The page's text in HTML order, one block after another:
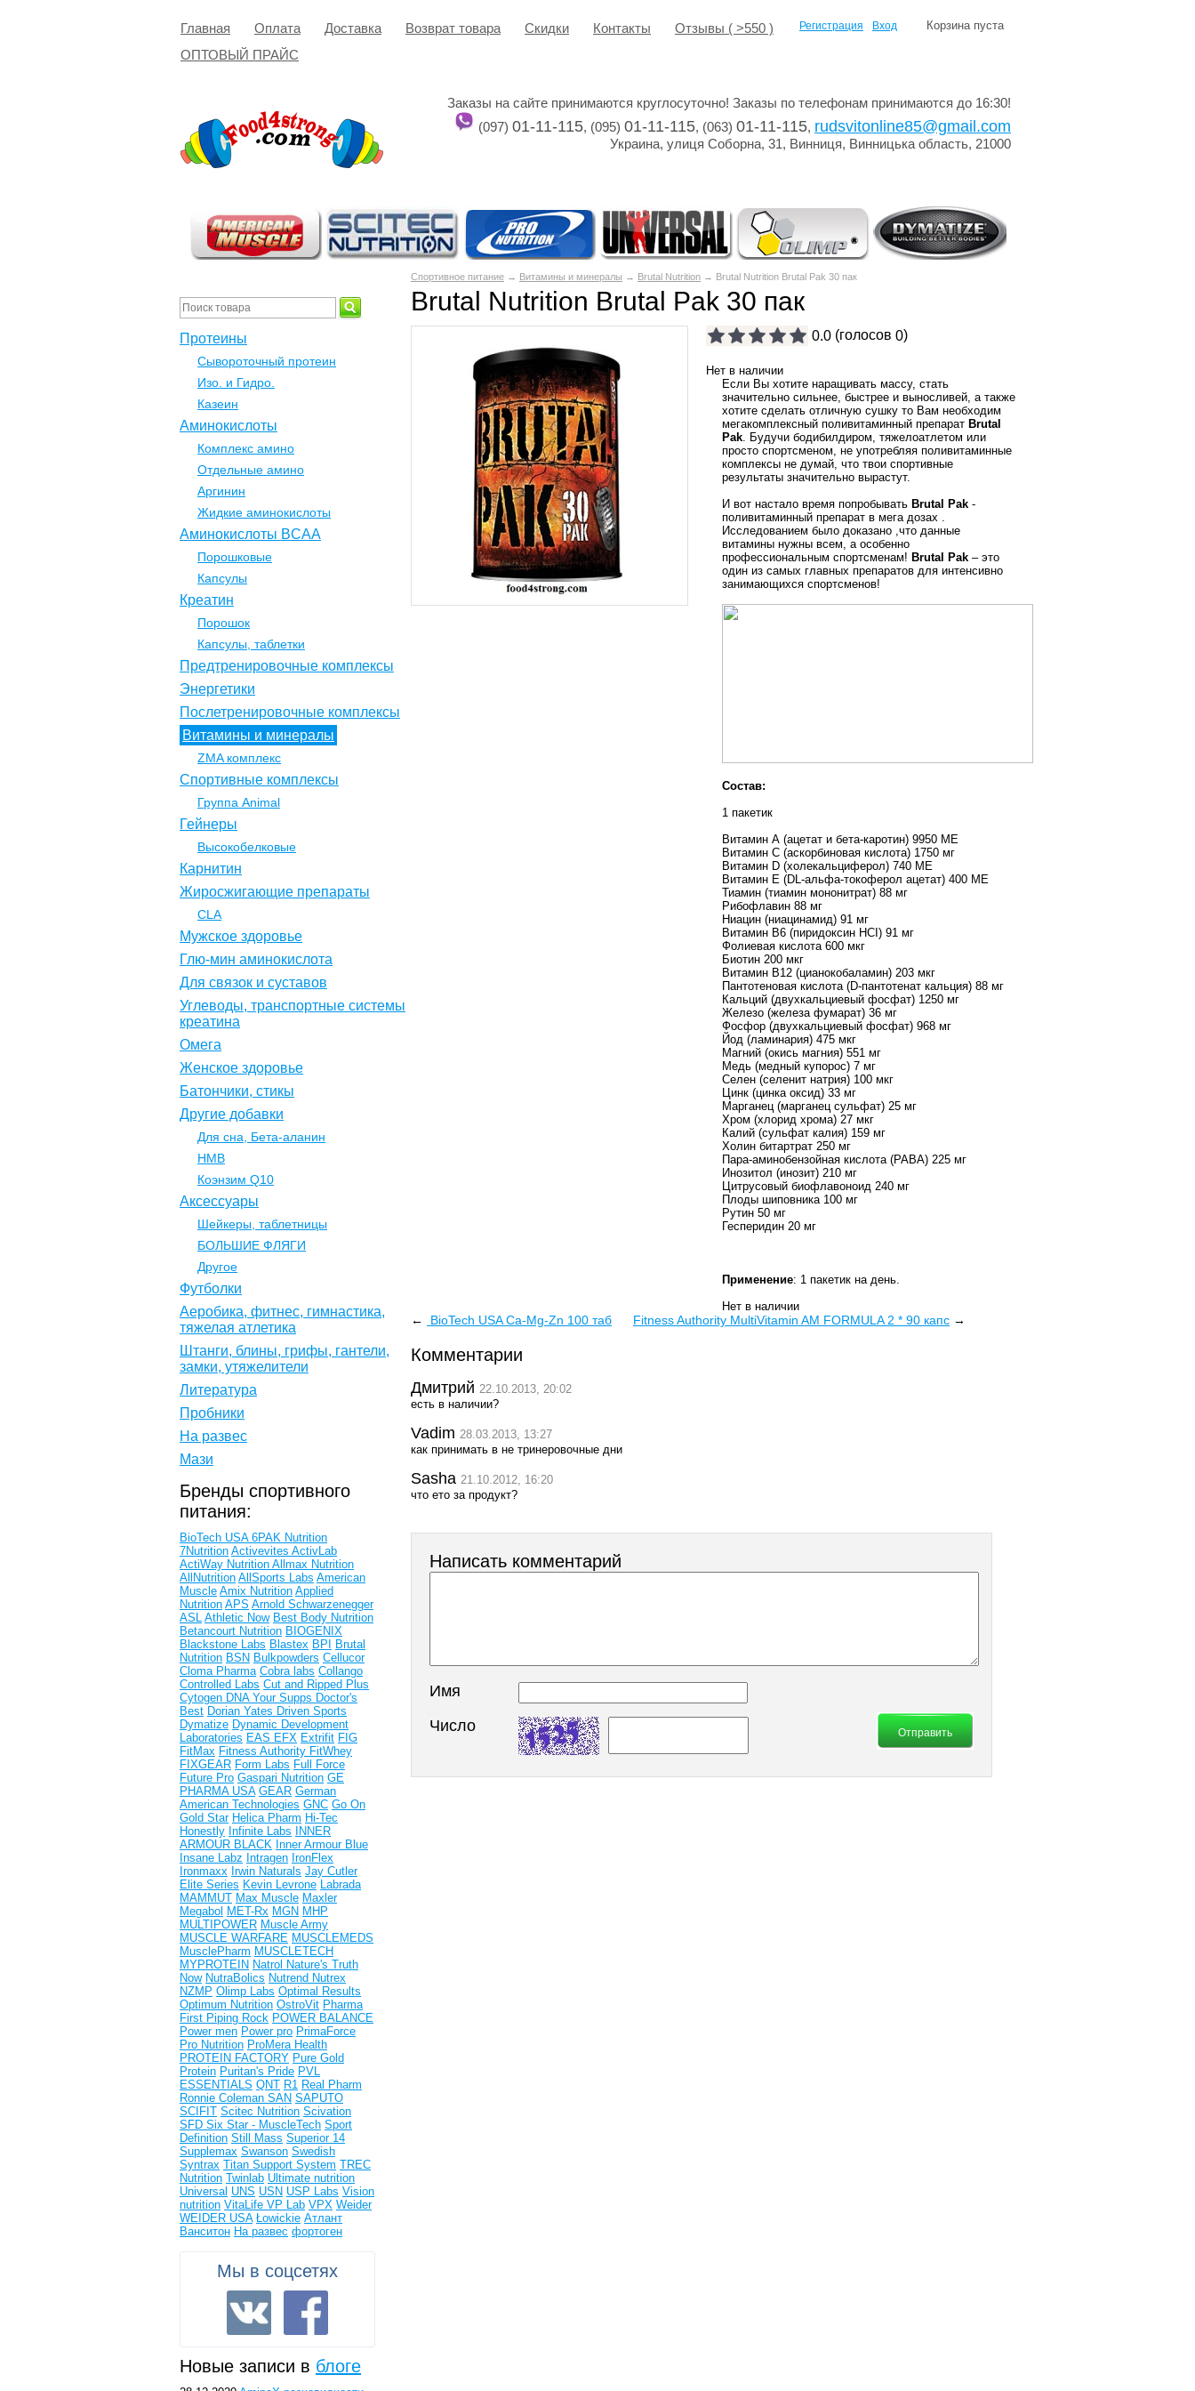
Главная Оплата Доставка Возврат товара Cкидки Контакты
Отзывы ( >550 )
ОПТОВЫЙ ПРАЙС
Корзина пуста
Регистрация Вход
Заказы на сайте принимаются круглосуточно! Заказы по телефонам принимаются до 16:30!
(097) 01-11-115, (095) 01-11-115, (063) 01-11-115, rudsvitonline85@gmail.com
Украина, улиця Соборна, 31, Винниця, Винницька область, 21000
Спортивное питание → Витамины и минералы → Brutal Nutrition → Brutal Nutrition Brutal Pak 30 пак
Brutal Nutrition Brutal Pak 30 пак
0.0 (голосов 0)
Нет в наличии
Если Вы хотите наращивать массу, стать
значительно сильнее, быстрее и выносливей, а также
хотите сделать отличную сушку то Вам необходим
мегакомплексный поливитаминный препарат Brutal
Pak. Будучи бодибилдиром, тяжелоатлетом или
просто спортсменом, не употребляя поливитаминные
комплексы не думай, что твои спортивные
результаты значительно вырастут.
И вот настало время попробывать Brutal Pak -
поливитаминный препарат в мега дозах .
Исследованием было доказано ,что данные
витамины нужны всем, а особенно
профессиональным спортсменам! Brutal Pak – это
один из самых главных препаратов для интенсивно
занимающихся спортсменов!
Состав:
1 пакетик
Витамин А (ацетат и бета-каротин) 9950 МЕ
Витамин С (аскорбиновая кислота) 1750 мг
Витамин D (холекальциферол) 740 МЕ
Витамин Е (DL-альфа-токоферол ацетат) 400 МЕ
Тиамин (тиамин мононитрат) 88 мг
Рибофлавин 88 мг
Ниацин (ниацинамид) 91 мг
Витамин B6 (пиридоксин HCI) 91 мг
Фолиевая кислота 600 мкг
Биотин 200 мкг
Витамин B12 (цианокобаламин) 203 мкг
Пантотеновая кислота (D-пантотенат кальция) 88 мг
Кальций (двухкальциевый фосфат) 1250 мг
Железо (железа фумарат) 36 мг
Фосфор (двухкальциевый фосфат) 968 мг
Йод (ламинария) 475 мкг
Магний (окись магния) 551 мг
Медь (медный купорос) 7 мг
Селен (селенит натрия) 100 мкг
Цинк (цинка оксид) 33 мг
Марганец (марганец сульфат) 25 мг
Хром (хлорид хрома) 27 мкг
Калий (сульфат калия) 159 мг
Холин битартрат 250 мг
Пара-аминобензойная кислота (PABA) 225 мг
Инозитол (инозит) 210 мг
Цитрусовый биофлавоноид 240 мг
Плоды шиповника 100 мг
Рутин 50 мг
Гесперидин 20 мг
Применение: 1 пакетик на день.
Нет в наличии
← BioTech USA Ca-Mg-Zn 100 таб Fitness Authority MultiVitamin AM FORMULA 2 * 90 капс →
Комментарии
Дмитрий 22.10.2013, 20:02
есть в наличии?
Vadim 28.03.2013, 13:27
как принимать в не тринеровочные дни
Sasha 21.10.2012, 16:20
что ето за продукт?
Написать комментарий
Имя
Число
Протеины
Сывороточный протеин
Изо. и Гидро.
Казеин
Аминокислоты
Комплекс амино
Отдельные амино
Аргинин
Жидкие аминокислоты
Аминокислоты BCAA
Порошковые
Капсулы
Креатин
Порошок
Капсулы, таблетки
Предтренировочные комплексы
Энергетики
Послетренировочные комплексы
Витамины и минералы
ZMA комплекс
Спортивные комплексы
Группа Animal
Гейнеры
Высокобелковые
Карнитин
Жиросжигающие препараты
CLA
Мужское здоровье
Глю-мин аминокислота
Для связок и суставов
Углеводы, транспортные системы
креатина
Омега
Женское здоровье
Батончики, стикы
Другие добавки
Для сна, Бета-аланин
НМВ
Коэнзим Q10
Аксессуары
Шейкеры, таблетницы
БОЛЬШИЕ ФЛЯГИ
Другое
Футболки
Аеробика, фитнес, гимнастика,
тяжелая атлетика
Штанги, блины, грифы, гантели,
замки, утяжелители
Литература
Пробники
На развес
Мази
Бренды спортивного
питания:
BioTech USA 6PAK Nutrition
7Nutrition Activevites ActivLab
ActiWay Nutrition Allmax Nutrition
AllNutrition AllSports Labs American
Muscle Amix Nutrition Applied
Nutrition APS Arnold Schwarzenegger
ASL Athletic Now Best Body Nutrition
Betancourt Nutrition BIOGENIX
Blackstone Labs Blastex BPI
Brutal
Nutrition BSN Bulkpowders Cellucor
Cloma Pharma Cobra labs Collango
Controlled Labs Cut and Ripped Plus
Cytogen DNA Your Supps Doctor's
Best Dorian Yates Driven Sports
Dymatize Dynamic Development
Laboratories EAS EFX Extrifit FIG
FitMax Fitness Authority FitWhey
FIXGEAR Form Labs Full Force
Future Pro Gaspari Nutrition GE
PHARMA USA GEAR German
American Technologies GNC Go On
Gold Star Helica Pharm Hi-Tec
Honestly Infinite Labs
INNER
ARMOUR BLACK Inner Armour Blue
Insane Labz Intragen IronFlex
Ironmaxx Irwin Naturals Jay Cutler
Elite Series Kevin Levrone Labrada
MAMMUT Max Muscle Maxler
Megabol MET-Rx MGN MHP
MULTIPOWER Muscle Army
MUSCLE WARFARE MUSCLEMEDS
MusclePharm MUSCLETECH
MYPROTEIN Natrol Nature's Truth
Now NutraBolics Nutrend Nutrex
NZMP Olimp Labs Optimal Results
Optimum Nutrition OstroVit Pharma
First Piping Rock POWER BALANCE
Power men Power pro PrimaForce
Pro Nutrition ProMera Health
PROTEIN FACTORY Pure Gold
Protein Puritan's Pride PVL
ESSENTIALS QNT R1 Real Pharm
Ronnie Coleman SAN SAPUTO
SCIFIT Scitec Nutrition Scivation
SFD Six Star - MuscleTech Sport
Definition Still Mass Superior 14
Supplemax Swanson Swedish
Syntrax Titan Support System TREC
Nutrition Twinlab Ultimate nutrition
Universal UNS USN USP Labs Vision
nutrition VitaLife VP Lab VPX Weider
WEIDER USA Łowickie Атлант
Ванситон На развес фортоген
Мы в соцсетях
Новые записи в блоге